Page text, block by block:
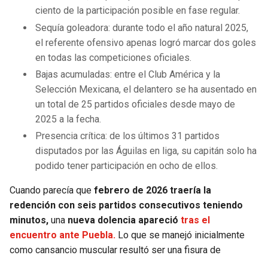
ciento de la participación posible en fase regular.
Sequía goleadora: durante todo el año natural 2025,
el referente ofensivo apenas logró marcar dos goles
en todas las competiciones oficiales.
Bajas acumuladas: entre el Club América y la
Selección Mexicana, el delantero se ha ausentado en
un total de 25 partidos oficiales desde mayo de
2025 a la fecha.
Presencia crítica: de los últimos 31 partidos
disputados por las Águilas en liga, su capitán solo ha
podido tener participación en ocho de ellos.
Cuando parecía que febrero de 2026 traería la
redención con seis partidos consecutivos teniendo
minutos, una nueva dolencia apareció tras el
encuentro ante Puebla. Lo que se manejó inicialmente
como cansancio muscular resultó ser una fisura de